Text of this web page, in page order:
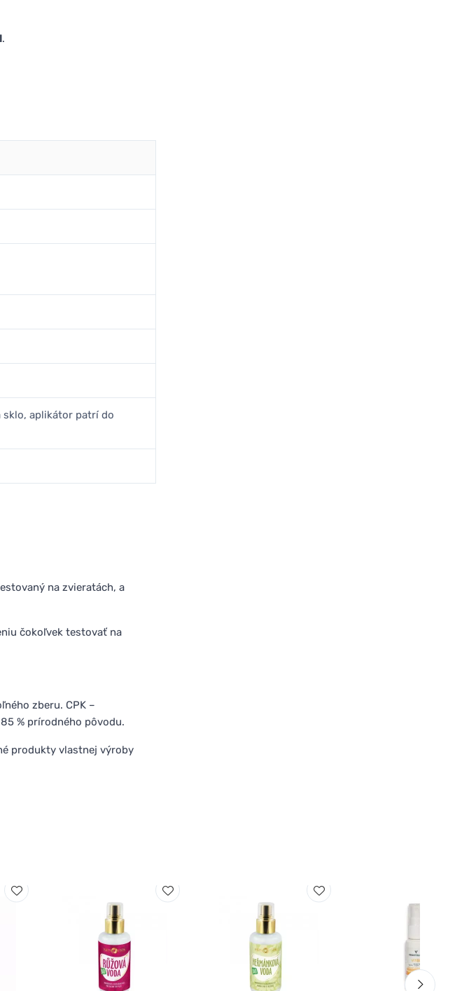
.
aplikátor patrí do
na zvieratách, a
čokoľvek testovať na
zberu. CPK –
% prírodného pôvodu.
produkty vlastnej výroby